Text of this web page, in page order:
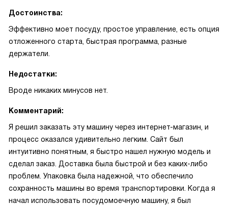
Достоинства:
Эффективно моет посуду, простое управление, есть опция
отложенного старта, быстрая программа, разные
держатели.
Недостатки:
Вроде никаких минусов нет.
Комментарий:
Я решил заказать эту машину через интернет-магазин, и
процесс оказался удивительно легким. Сайт был
интуитивно понятным, я быстро нашел нужную модель и
сделал заказ. Доставка была быстрой и без каких-либо
проблем. Упаковка была надежной, что обеспечило
сохранность машины во время транспортировки. Когда я
начал использовать посудомоечную машину, я был